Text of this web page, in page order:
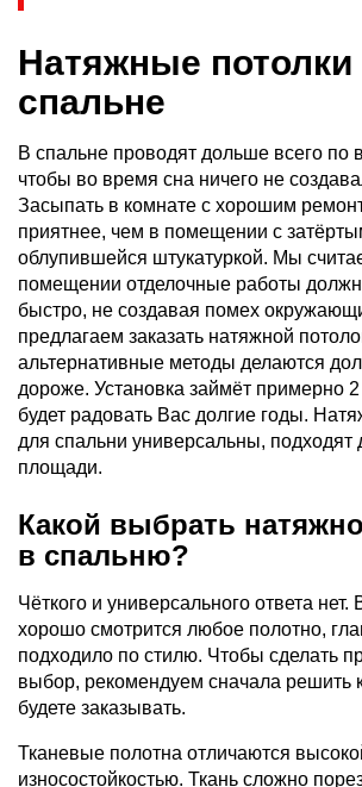
Натяжные потолки
спальне
В спальне проводят дольше всего по
чтобы во время сна ничего не
Засыпать в комнате с хорошим
приятнее, чем в помещении с
облупившейся штукатуркой. Мы
помещении отделочные работы
быстро, не создавая помех
предлагаем заказать натяжной
альтернативные методы делаются
дороже. Установка займёт примерно 2
будет радовать Вас долгие годы.
для спальни универсальны, подходят
площади.
Какой выбрать
в спальню?
Чёткого и универсального ответа нет.
хорошо смотрится любое полотно,
подходило по стилю. Чтобы сделать
выбор, рекомендуем сначала решить
будете заказывать.
Тканевые полотна отличаются
износостойкостью. Ткань сложно